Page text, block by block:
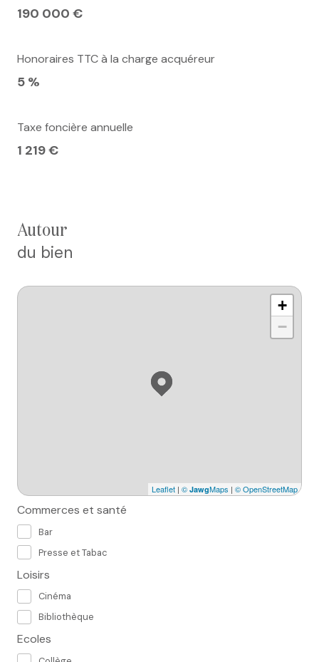
190 000 €
Honoraires TTC à la charge acquéreur
5 %
Taxe foncière annuelle
1 219 €
autour
du bien
+
−
Leaflet | © JawgMaps | © OpenStreetMap
Commerces et santé
Bar
Presse et Tabac
Loisirs
Cinéma
Bibliothèque
Ecoles